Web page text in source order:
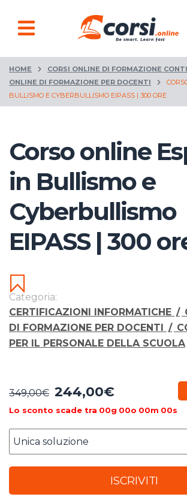
HOME CORSI ONLINE DI FORMAZIONE
ONLINE DI FORMAZIONE PER DOCENTI
BULLISMO E CYBERBULLISMO EIPASS | 300 ORE
Corso online
in Bullismo e
Cyberbullismo
EIPASS | 300
Categoria:
CERTIFICAZIONI INFORMATICHE /
DI FORMAZIONE PER DOCENTI
/
PER IL PERSONALE DELLA SCUOLA
349,00€ Il
prezzo
era:
349,00€.
244,00€Il
attuale
è:
Lo sconto scade tra 00g 00o 00m 00s
ISCRIVITI